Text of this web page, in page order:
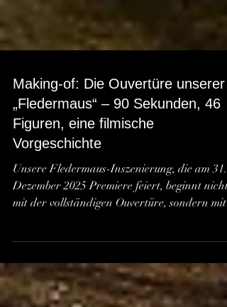
Making-of: Die Ouvertüre unserer
„Fledermaus“ – 90 Sekunden, 46
Figuren, eine filmische
Vorgeschichte
Unsere Fledermaus-Inszenierung, die am 31.
Dezember 2025 Premiere feiert, beginnt nicht
Sekunden, in denen der berühmte
Fledermauswalzer erklingt. Diese kurze
Sequenz nutzen wir, um – ganz ohne Worte –